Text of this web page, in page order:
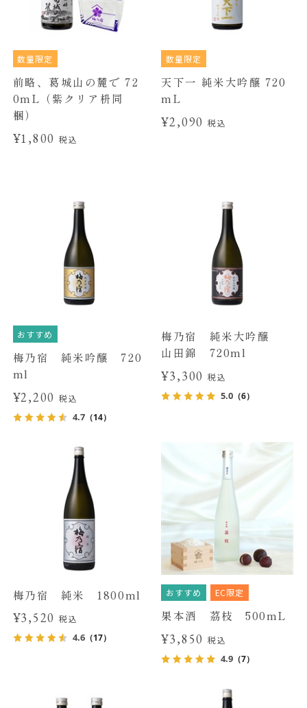
数量限定
前略、葛城山の麓で 72
0mL（紫クリア枡同
梱）
¥1,800税込
数量限定
天下一 純米大吟醸 720
mL
¥2,090 税込
おすすめ
梅乃宿 純米吟醸 720
ml
¥2,200税込
4.7（14）
梅乃宿 純米大吟醸
山田錦 720ml
¥3,300 税込
5.0 （6）
梅乃宿 純米 1800ml
¥3,520税込
4.6（17）
おすすめ EC限定
果本酒 茘枝 500mL
¥3,850 税込
4.9 （7）